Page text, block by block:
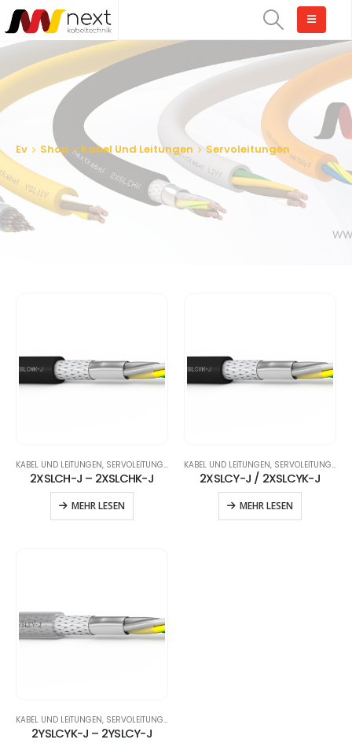
Ev Shop Kabel Und Leitungen Servoleitungen
KABEL UND LEITUNGEN, SERVOLEITUNGEN
2XSLCH-J – 2XSLCHK-J
MEHR LESEN
KABEL UND LEITUNGEN, SERVOLEITUNGEN
2XSLCY-J / 2XSLCYK-J
MEHR LESEN
KABEL UND LEITUNGEN, SERVOLEITUNGEN
2YSLCYK-J – 2YSLCY-J